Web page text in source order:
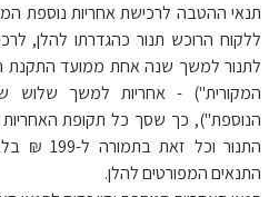
תנאי ההטבה לרכישת אחריות נוספת
ללקוח הרוכש תנור כהגדרתו להלן,
לתנור למשך שנה אחת ממועד התקנת
המקורית") - אחריות למשך שלוש
התנור
התנאים המפורטים להלן.